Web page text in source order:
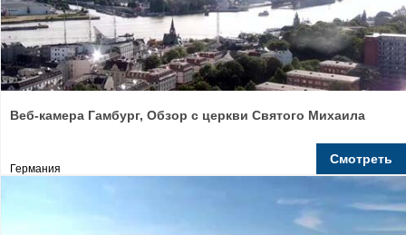
Веб-камера Гамбург, Обзор с церкви Святого Михаила
Германия
Смотреть